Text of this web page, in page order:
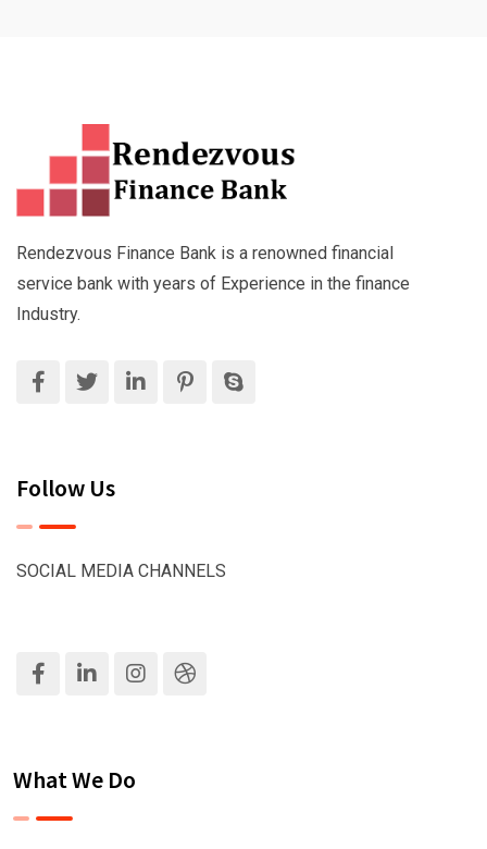
Rendezvous Finance Bank is a renowned financial
service bank with years of Experience in the finance
Industry.
Follow Us
SOCIAL MEDIA CHANNELS
What We Do